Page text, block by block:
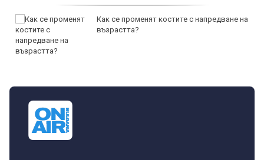
Как се променят костите с напредване на
възрастта?